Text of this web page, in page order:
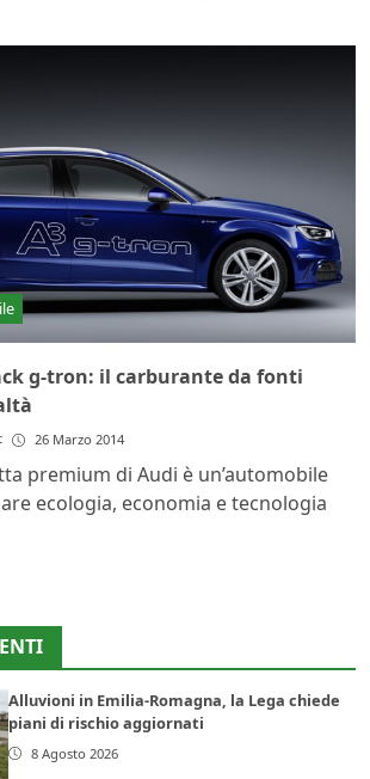
g-tron: il carburante da fonti
26 Marzo 2014
premium di Audi è un’automobile
ecologia, economia e tecnologia
Alluvioni in Emilia-Romagna, la Lega chiede
piani di rischio aggiornati
8 Agosto 2026